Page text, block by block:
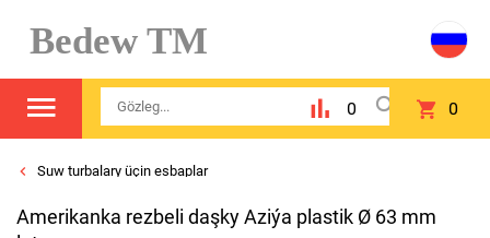
Bedew TM
0 0
Suw turbalary üçin esbaplar
Amerikanka rezbeli daşky Aziýa plastik Ø 63 mm